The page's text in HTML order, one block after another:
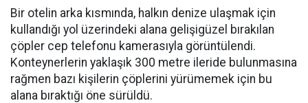
Bir otelin arka kısmında, halkın denize ulaşmak için
kullandığı yol üzerindeki alana gelişigüzel bırakılan
çöpler cep telefonu kamerasıyla görüntülendi.
Konteynerlerin yaklaşık 300 metre ileride bulunmasına
rağmen bazı kişilerin çöplerini yürümemek için bu
alana bıraktığı öne sürüldü.